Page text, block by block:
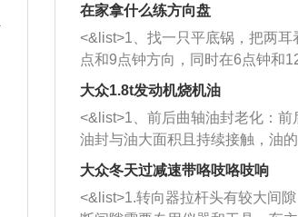
堵塞情况比较严重，也可以采取应
施。 <&list>2、直接利用木棍将
杂物推到排气管里面的位置处，
三元催化器拆解开，就可以将堵塞
西取出来。但如果是因为积碳过
的堵塞，就需要将三元催化器泡
洗剂对堵塞的情况得到解决，将清
放在燃油箱中，与燃油混合后，车
在家拿什么练方向盘
<&list>1、找一只平底锅，把两耳
点和9点钟方向，同时在6点钟和
方向做一个标记。 <&list>2、双手
一圈半的练习，往右同样也要打
圈数。 <&list>3、最后强调要反
习，这样就可以形成肌肉记忆，在
驾驶车辆时，不需要记忆也能打
向。
大众1.8t发动机烧机油
<&list>1、前后曲轴油封老化：前
油封与油大面积且持续接触，油
和发动机内持续温度变化使其密封
逐渐减弱，导致渗油或漏油。
活塞间隙过大：积碳会使活塞环
大众冬天过减速带咯吱咯吱响
<&list>1.转向器拉杆头有较大间隙